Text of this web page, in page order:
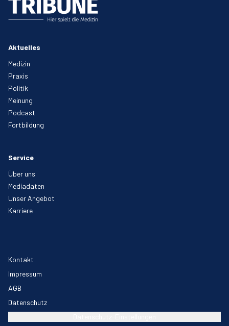
Aktuelles
Medizin
Praxis
Politik
Meinung
Podcast
Fortbildung
Service
Über uns
Mediadaten
Unser Angebot
Karriere
Kontakt
Impressum
AGB
Datenschutz